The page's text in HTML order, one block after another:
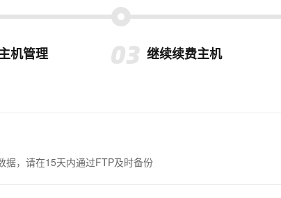
机管理 继续续费主机
据，请在15天内通过FTP及时备份